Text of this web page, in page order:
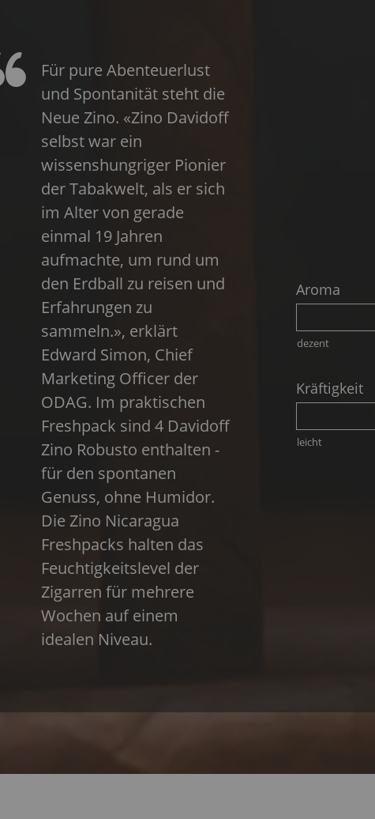
Für pure Abenteuerlust
und Spontanität steht die
Neue Zino. «Zino Davidoff
selbst war ein
wissenshungriger Pionier
der Tabakwelt, als er sich
im Alter von gerade
einmal 19 Jahren
aufmachte, um rund um
den Erdball zu reisen und
Erfahrungen zu
sammeln.», erklärt
Edward Simon, Chief
Marketing Officer der
ODAG. Im praktischen
Freshpack sind 4 Davidoff
Zino Robusto enthalten -
für den spontanen
Genuss, ohne Humidor.
Die Zino Nicaragua
Freshpacks halten das
Feuchtigkeitslevel der
Zigarren für mehrere
Wochen auf einem
idealen Niveau.
Aroma
dezent
Kräftigkeit
leicht